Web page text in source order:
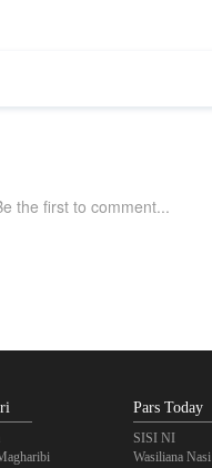
Pars Today
SISI NI
Wasiliana Nasi